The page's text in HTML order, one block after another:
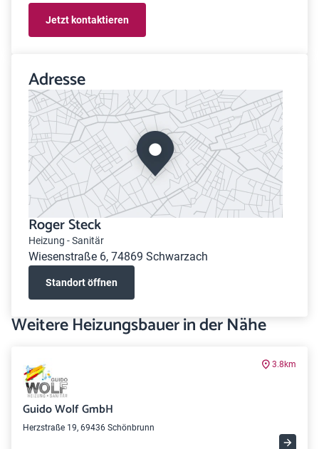
Jetzt kontaktieren
Adresse
Roger Steck
Heizung - Sanitär
Wiesenstraße 6, 74869 Schwarzach
Standort öffnen
Weitere Heizungsbauer in der Nähe
3.8km
Guido Wolf GmbH
Herzstraße 19, 69436 Schönbrunn